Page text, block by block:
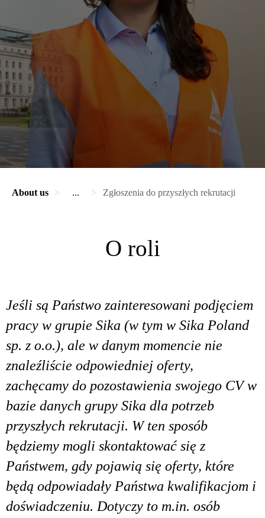
About us ... Zgłoszenia do przyszłych rekrutacji
O roli
Jeśli są Państwo zainteresowani podjęciem
pracy w grupie Sika (w tym w Sika Poland
sp. z o.o.), ale w danym momencie nie
znaleźliście odpowiedniej oferty,
zachęcamy do pozostawienia swojego CV w
bazie danych grupy Sika dla potrzeb
przyszłych rekrutacji. W ten sposób
będziemy mogli skontaktować się z
Państwem, gdy pojawią się oferty, które
będą odpowiadały Państwa kwalifikacjom i
doświadczeniu. Dotyczy to m.in. osób